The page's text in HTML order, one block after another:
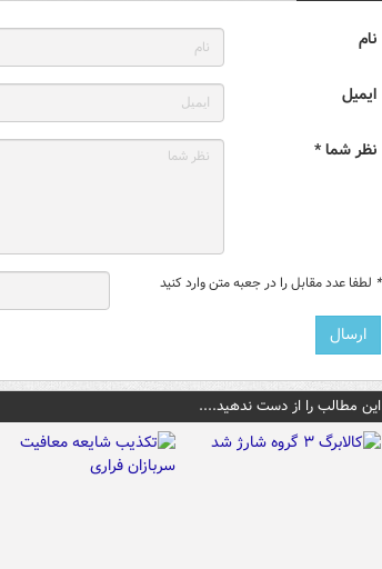
نام
ایمیل
نظر شما *
* لطفا عدد مقابل را در جعبه متن وارد کنید
این مطالب را از دست ندهید....